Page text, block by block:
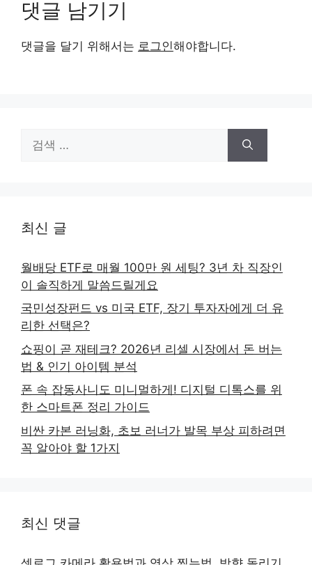
댓글 남기기
댓글을 달기 위해서는 로그인해야합니다.
색:
최신 글
월배당 ETF로 매월 100만 원 세팅? 3년 차 직장인
이 솔직하게 말씀드릴게요
국민성장펀드 vs 미국 ETF, 장기 투자자에게 더 유
리한 선택은?
쇼핑이 곧 재테크? 2026년 리셀 시장에서 돈 버는
법 & 인기 아이템 분석
폰 속 잡동사니도 미니멀하게! 디지털 디톡스를 위
한 스마트폰 정리 가이드
비싼 카본 러닝화, 초보 러너가 발목 부상 피하려면
꼭 알아야 할 1가지
최신 댓글